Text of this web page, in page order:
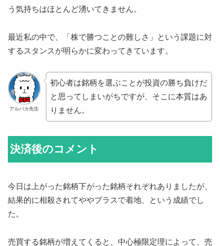
う気持ちはほとんど湧いてきません。
最近私の中で、「株で勝つことの難しさ」という課題に対
するスタンスが明らかに変わってきています。
アルパカ先生
初心者は銘柄を選ぶことが投資の勝ち負けだ
と思ってしまいがちですが、そこに本質はあ
りません。
決済後のコメント
今日は上がった銘柄下がった銘柄それぞれありましたが、
結果的に相殺されてややプラスで着地、という成績でし
た。
売買する銘柄が増えてくると、中心極限定理によって、売